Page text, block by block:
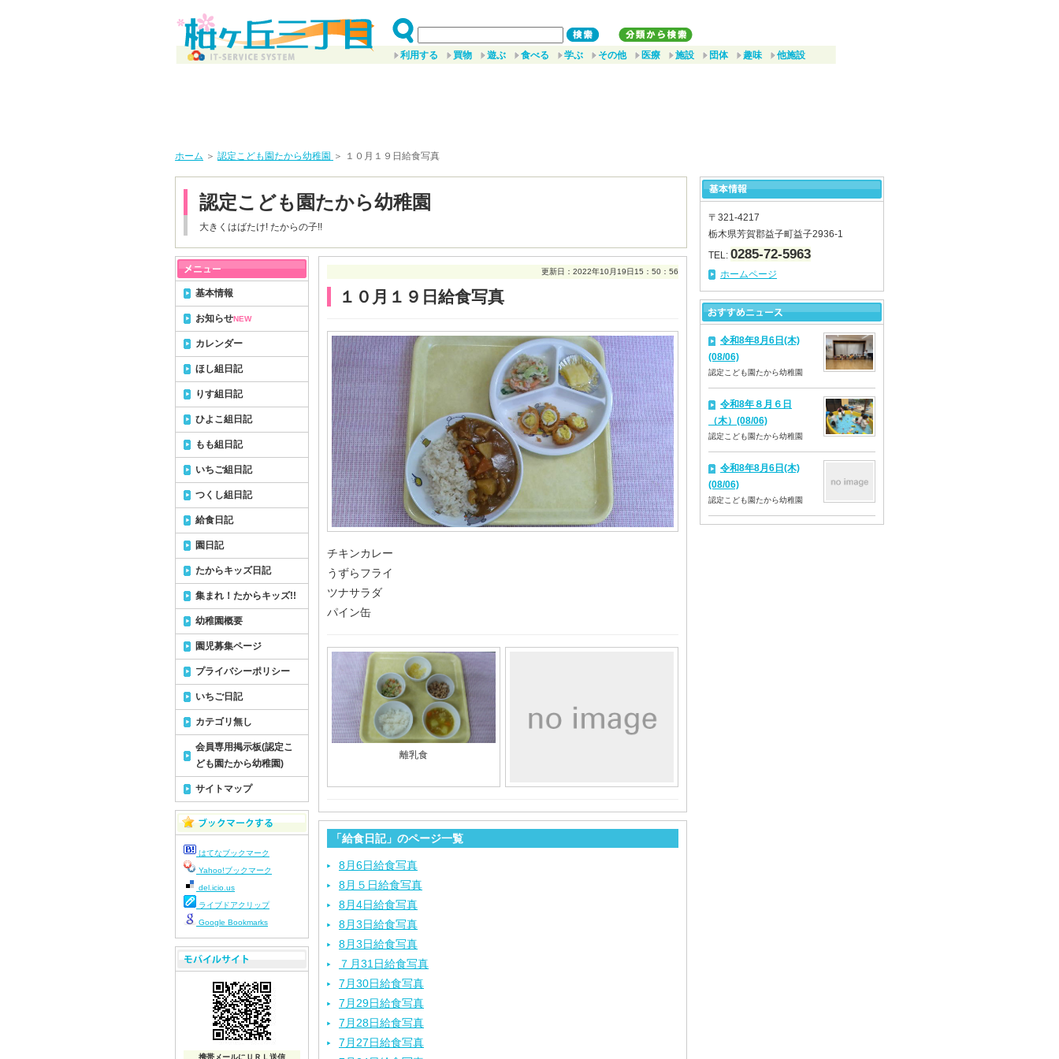
利用する 買物 遊ぶ 食べる 学ぶ その他 医療 施設 団体 趣味 他施設
ホーム ＞ 認定こども園たから幼稚園 ＞ １０月１９日給食写真
認定こども園たから幼稚園
大きくはばたけ! たからの子!!
更新日：2022年10月19日15：50：56
１０月１９日給食写真
チキンカレー
うずらフライ
ツナサラダ
パイン缶
離乳食
「給食日記」のページ一覧
8月6日給食写真
8月５日給食写真
8月4日給食写真
8月3日給食写真
8月3日給食写真
７月31日給食写真
7月30日給食写真
7月29日給食写真
7月28日給食写真
7月27日給食写真
基本情報
お知らせNEW
カレンダー
ほし組日記
りす組日記
ひよこ組日記
もも組日記
いちご組日記
つくし組日記
給食日記
園日記
たからキッズ日記
集まれ！たからキッズ!!
幼稚園概要
園児募集ページ
プライバシーポリシー
いちご日記
カテゴリ無し
会員専用掲示板(認定こ
ども園たから幼稚園)
サイトマップ
はてなブックマーク
Yahoo!ブックマーク
del.icio.us
ライブドアクリップ
Google Bookmarks
携帯メールにＵＲＬ送信
〒321-4217
栃木県芳賀郡益子町益子2936-1
TEL: 0285-72-5963
ホームページ
令和8年8月6日(木)
(08/06)
認定こども園たから幼稚園
令和8年８月６日
（木）(08/06)
認定こども園たから幼稚園
令和8年8月6日(木)
(08/06)
認定こども園たから幼稚園